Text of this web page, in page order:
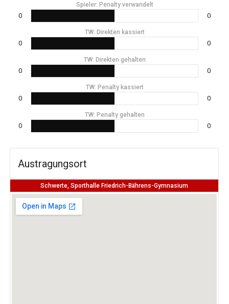
Spieler: Penalty verwandelt
0 0
TW: Direkten kassiert
0 0
TW: Direkten gehalten
0 0
TW: Penalty kassiert
0 0
TW: Penalty gehalten
0 0
Austragungsort
Schwerte, Sporthalle Friedrich-Bährens-Gymnasium